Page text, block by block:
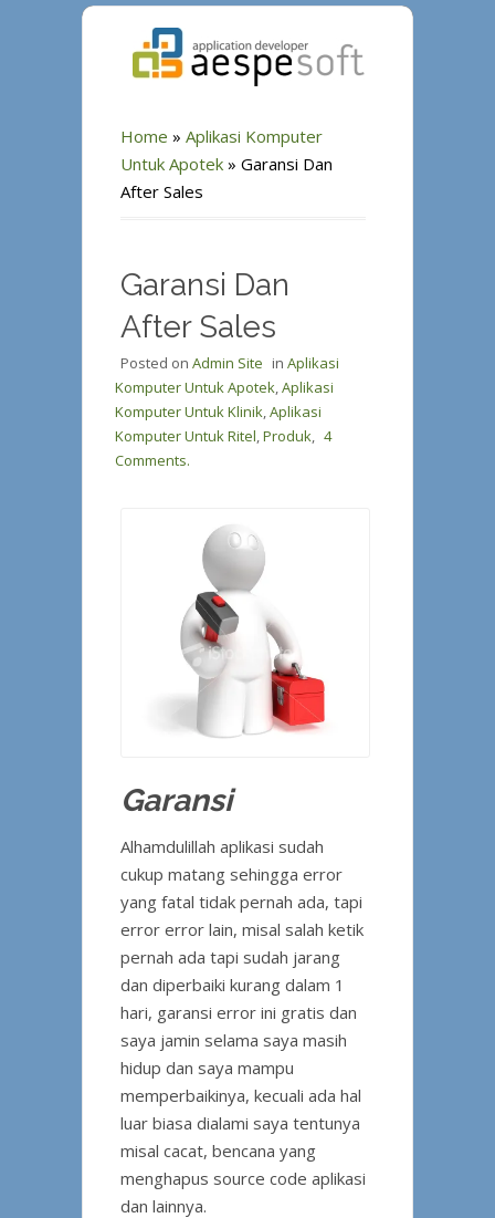
Home » Aplikasi Komputer
Untuk Apotek » Garansi Dan
After Sales
Garansi Dan
After Sales
Posted on Admin Site in Aplikasi
Komputer Untuk Apotek,Aplikasi
Komputer Untuk Klinik,Aplikasi
Komputer Untuk Ritel,Produk, 4
Comments.
Garansi
Alhamdulillah aplikasi sudah
cukup matang sehingga error
yang fatal tidak pernah ada, tapi
error error lain, misal salah ketik
pernah ada tapi sudah jarang
dan diperbaiki kurang dalam 1
hari, garansi error ini gratis dan
saya jamin selama saya masih
hidup dan saya mampu
memperbaikinya, kecuali ada hal
luar biasa dialami saya tentunya
misal cacat, bencana yang
menghapus source code aplikasi
dan lainnya.